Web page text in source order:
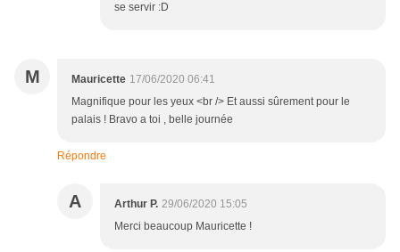
se servir :D
M Mauricette 17/06/2020 06:41
Magnifique pour les yeux <br /> Et aussi sûrement pour le
palais ! Bravo a toi , belle journée
Répondre
A Arthur P. 29/06/2020 15:05
Merci beaucoup Mauricette !